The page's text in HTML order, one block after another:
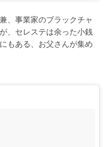
、事業家のブラックチャ
、セレステは余った小銭
もある、お父さんが集め